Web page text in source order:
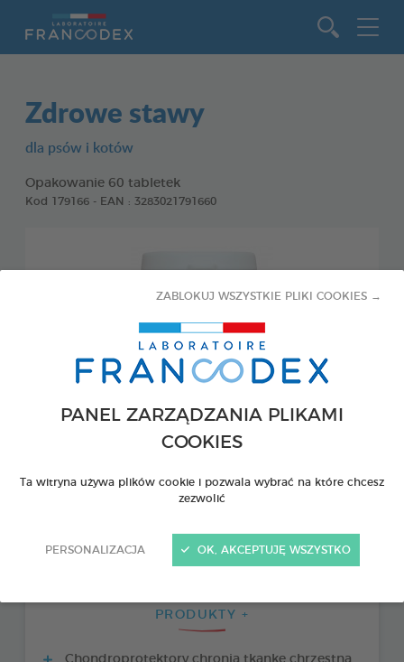
PANEL ZARZĄDZANIA PLIKAMI
COOKIES
Ta witryna używa plików cookie i pozwala wybrać na które chcesz
zezwolić
PERSONALIZACJA
ZABLOKUJ WSZYSTKIE PLIKI COOKIES →
OK, AKCEPTUJĘ WSZYSTKO
Zdrowe stawy
dla psów i kotów
Opakowanie 60 tabletek
Kod 179166 - EAN : 3283021791660
PRODUKTY +
Chondroprotektory chronią tkankę chrzęstną